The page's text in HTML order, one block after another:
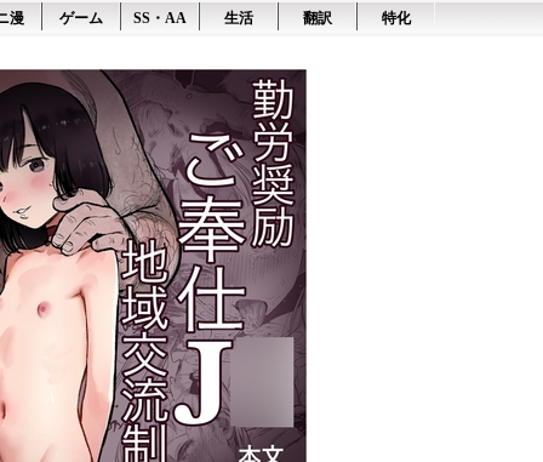
漫 ゲーム SS・AA 生活 翻訳 特化